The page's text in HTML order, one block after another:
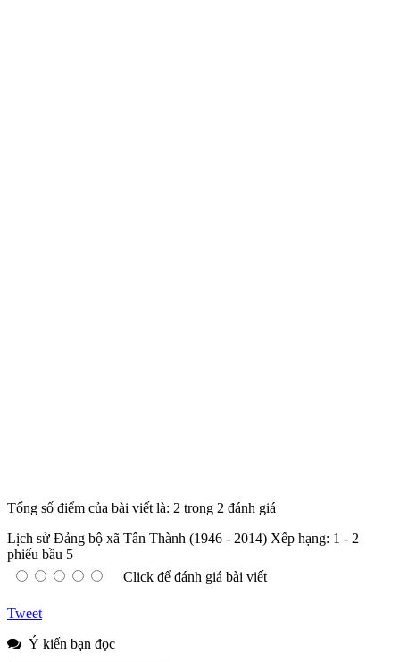
Tổng số điểm của bài viết là: 2 trong 2 đánh giá
Lịch sử Đảng bộ xã Tân Thành (1946 - 2014) Xếp hạng: 1 - 2
phiếu bầu 5
Click để đánh giá bài viết
Tweet
Ý kiến bạn đọc